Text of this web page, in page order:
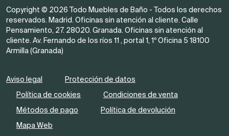
Copyright © 2026 Todo Muebles de Baño - Todos los derechos
reservados. Madrid. Oficinas sin atención al cliente. Calle
Pensamiento, 27. 28020. Granada. Oficinas sin atención al
cliente. Av. Fernando de los ríos 11 , portal 1, 1º Oficina 5 18100
Armilla (Granada)
Aviso legal
Protección de datos
Política de cookies
Condiciones de venta
Métodos de pago
Política de devolución
Mapa Web